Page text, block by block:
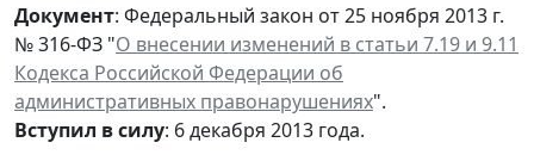
Документ: Федеральный закон от 25 ноября 2013 г.
№ 316-ФЗ "О внесении изменений в статьи 7.19 и 9.11
Кодекса Российской Федерации об
административных правонарушениях".
Вступил в силу: 6 декабря 2013 года.